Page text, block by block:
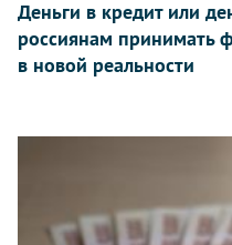
Деньги в кредит или
россиянам принимать
в новой реальности